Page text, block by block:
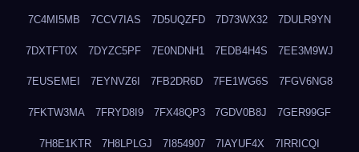
7C4MI5MB 7CCV7IAS 7D5UQZFD 7D73WX32 7DULR9YN
7DXTFT0X 7DYZC5PF 7E0NDNH1 7EDB4H4S 7EE3M9WJ
7EUSEMEI 7EYNVZ6I 7FB2DR6D 7FE1WG6S 7FGV6NG8
7FKTW3MA 7FRYD8I9 7FX48QP3 7GDV0B8J 7GER99GF
7H8E1KTR 7H8LPLGJ 7I854907 7IAYUF4X 7IRRICQI